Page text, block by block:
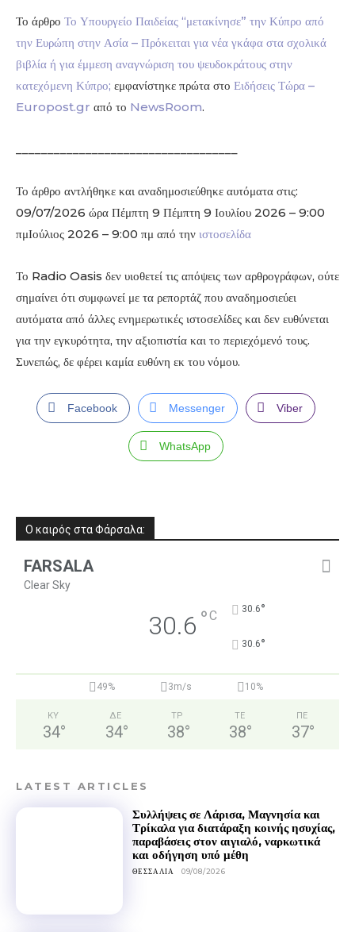
Το άρθρο Το Υπουργείο Παιδείας “μετακίνησε” την Κύπρο από
την Ευρώπη στην Ασία – Πρόκειται για νέα γκάφα στα σχολικά
βιβλία ή για έμμεση αναγνώριση του ψευδοκράτους στην
κατεχόμενη Κύπρο; εμφανίστηκε πρώτα στο Ειδήσεις Τώρα –
Europost.gr από το NewsRoom.
Το άρθρο αντλήθηκε και αναδημοσιεύθηκε αυτόματα στις:
09/07/2026 ώρα Πέμπτη 9 Πέμπτη 9 Ιουλίου 2026 – 9:00
πμΙούλιος 2026 – 9:00 πμ από την ιστοσελίδα
Το Radio Oasis δεν υιοθετεί τις απόψεις των αρθρογράφων, ούτε
σημαίνει ότι συμφωνεί με τα ρεπορτάζ που αναδημοσιεύει
αυτόματα από άλλες ενημερωτικές ιστοσελίδες και δεν ευθύνεται
για την εγκυρότητα, την αξιοπιστία και το περιεχόμενό τους.
Συνεπώς, δε φέρει καμία ευθύνη εκ του νόμου.
Facebook Messenger Viber
WhatsApp
Ο καιρός στα Φάρσαλα:
FARSALA
Clear Sky
30.6 °C 30.6°
30.6°
49% 3m/s 10%
ΚΥ
34°
ΔΕ
34°
ΤΡ
38°
ΤΕ
38°
ΠΕ
37°
LATEST ARTICLES
Συλλήψεις σε Λάρισα, Μαγνησία και
Τρίκαλα για διατάραξη κοινής ησυχίας,
παραβάσεις στον αιγιαλό, ναρκωτικά
και οδήγηση υπό μέθη
ΘΕΣΣΑΛΊΑ 09/08/2026